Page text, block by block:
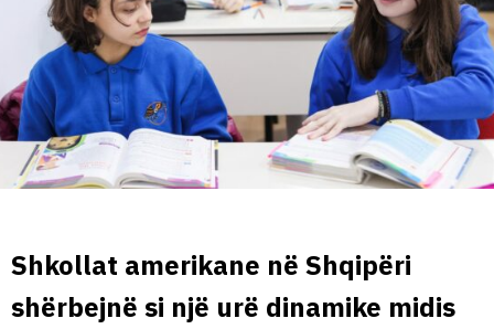
Shkollat amerikane në Shqipëri
shërbejnë si një urë dinamike midis